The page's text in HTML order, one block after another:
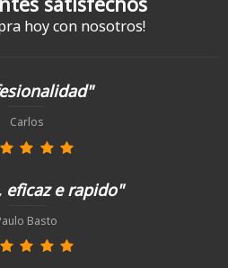
hoy con nosotros!
Carlos
eficaz e rapido"
Basto